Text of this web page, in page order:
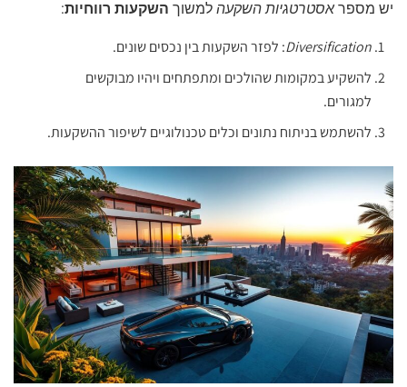
יש מספראסטרטגיות השקעה למשוך השקעות רווחיות:
Diversification: לפזר השקעות בין נכסים שונים.
להשקיע במקומות שהולכים ומתפתחים ויהיו מבוקשים
למגורים.
להשתמש בניתוח נתונים וכלים טכנולוגיים לשיפור ההשקעות.